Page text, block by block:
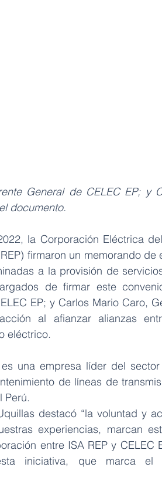
General de CELEC EP; y
documento.
la Corporación Eléctrica
firmaron un memorando
a la provisión de
de firmar este
EP; y Carlos Mario Caro,
al afianzar alianzas
eléctrico.
una empresa líder del
de líneas de
Perú.
destacó “la voluntad y
experiencias, marcan
entre ISA REP y CELEC
iniciativa, que marca